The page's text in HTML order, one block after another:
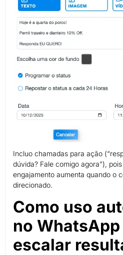
Incluo chamadas para ação
dúvida? Fale comigo agora”),
engajamento aumenta quando o
direcionado.
Como uso
no
escalar